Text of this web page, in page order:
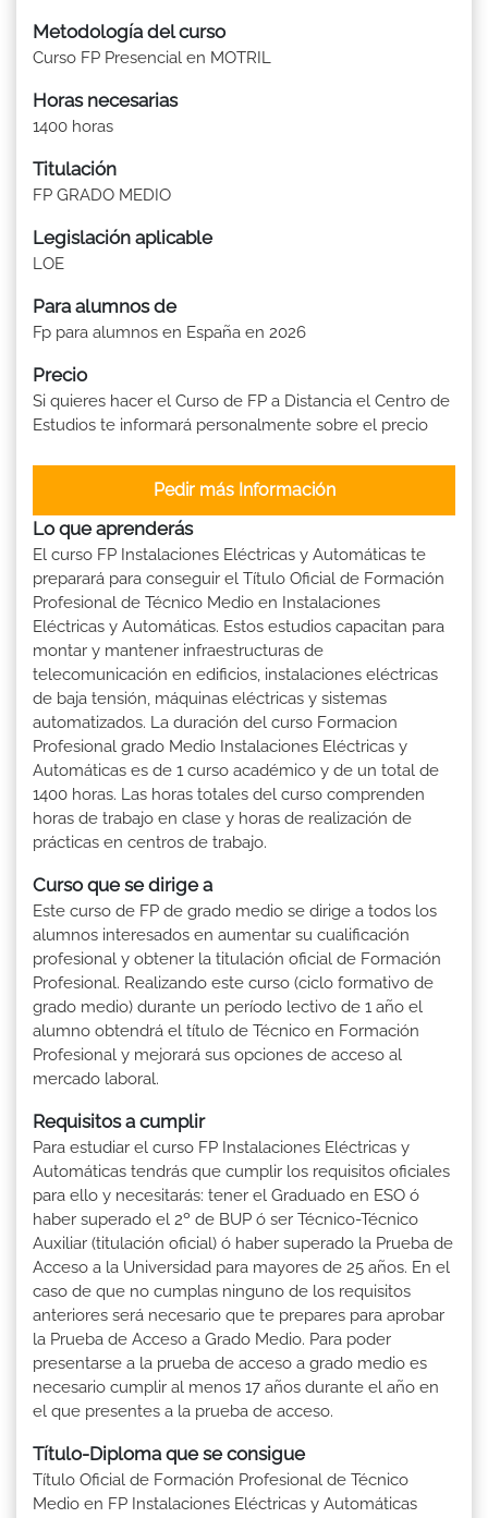
Metodología del curso
Curso FP Presencial en MOTRIL
Horas necesarias
1400 horas
Titulación
FP GRADO MEDIO
Legislación aplicable
LOE
Para alumnos de
Fp para alumnos en España en 2026
Precio
Si quieres hacer el Curso de FP a Distancia el Centro de
Estudios te informará personalmente sobre el precio
Pedir más Información
Lo que aprenderás
El curso FP Instalaciones Eléctricas y Automáticas te
preparará para conseguir el Título Oficial de Formación
Profesional de Técnico Medio en Instalaciones
Eléctricas y Automáticas. Estos estudios capacitan para
montar y mantener infraestructuras de
telecomunicación en edificios, instalaciones eléctricas
de baja tensión, máquinas eléctricas y sistemas
automatizados. La duración del curso Formacion
Profesional grado Medio Instalaciones Eléctricas y
Automáticas es de 1 curso académico y de un total de
1400 horas. Las horas totales del curso comprenden
horas de trabajo en clase y horas de realización de
prácticas en centros de trabajo.
Curso que se dirige a
Este curso de FP de grado medio se dirige a todos los
alumnos interesados en aumentar su cualificación
profesional y obtener la titulación oficial de Formación
Profesional. Realizando este curso (ciclo formativo de
grado medio) durante un período lectivo de 1 año el
alumno obtendrá el título de Técnico en Formación
Profesional y mejorará sus opciones de acceso al
mercado laboral.
Requisitos a cumplir
Para estudiar el curso FP Instalaciones Eléctricas y
Automáticas tendrás que cumplir los requisitos oficiales
para ello y necesitarás: tener el Graduado en ESO ó
haber superado el 2º de BUP ó ser Técnico-Técnico
Auxiliar (titulación oficial) ó haber superado la Prueba de
Acceso a la Universidad para mayores de 25 años. En el
caso de que no cumplas ninguno de los requisitos
anteriores será necesario que te prepares para aprobar
la Prueba de Acceso a Grado Medio. Para poder
presentarse a la prueba de acceso a grado medio es
necesario cumplir al menos 17 años durante el año en
el que presentes a la prueba de acceso.
Título-Diploma que se consigue
Título Oficial de Formación Profesional de Técnico
Medio en FP Instalaciones Eléctricas y Automáticas